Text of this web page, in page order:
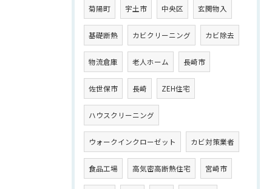
菊陽町 宇土市 中央区 玄関物入
基礎断熱 カビクリーニング カビ除去
物流倉庫 老人ホーム 長崎市
佐世保市 長崎 ZEH住宅
ハウスクリーニング
ウォークインクローゼット カビ対策業者
食品工場 高気密高断熱住宅 宮崎市